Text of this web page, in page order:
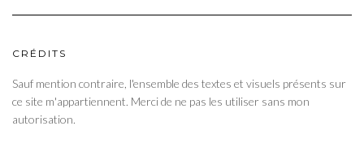
CRÉDITS
Sauf mention contraire, l'ensemble des textes et visuels présents sur
ce site m'appartiennent. Merci de ne pas les utiliser sans mon
autorisation.